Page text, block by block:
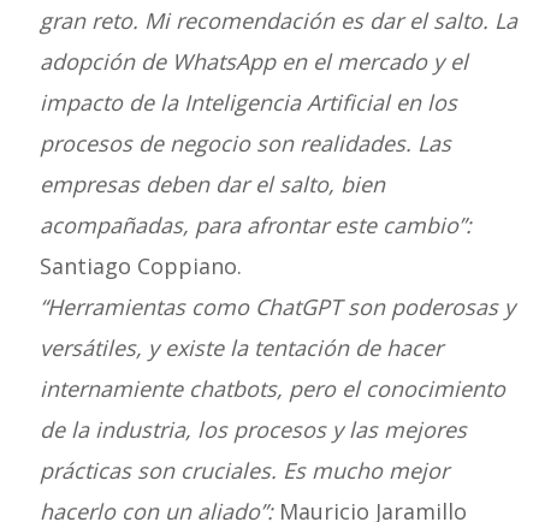
gran reto. Mi recomendación es dar el salto. La
adopción de WhatsApp en el mercado y el
impacto de la Inteligencia Artificial en los
procesos de negocio son realidades. Las
empresas deben dar el salto, bien
acompañadas, para afrontar este cambio”:
Santiago Coppiano.
“Herramientas como ChatGPT son poderosas y
versátiles, y existe la tentación de hacer
internamiente chatbots, pero el conocimiento
de la industria, los procesos y las mejores
prácticas son cruciales. Es mucho mejor
hacerlo con un aliado”: Mauricio Jaramillo